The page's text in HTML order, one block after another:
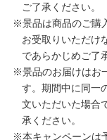
ご了承ください。
※景品は商品のご購
お受取りいただけ
であらかじめご了
※景品のお届けはお
す。期間中に同一
文いただいた場合
承ください。
※本キャンペーンは